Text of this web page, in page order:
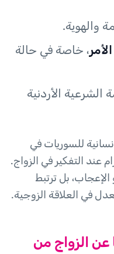
والهوية.
، خاصة في حالة
الأردنية
للسوريات في
عند التفكير في الزواج.
بل ترتبط
في العلاقة الزوجية.
عن الزواج من